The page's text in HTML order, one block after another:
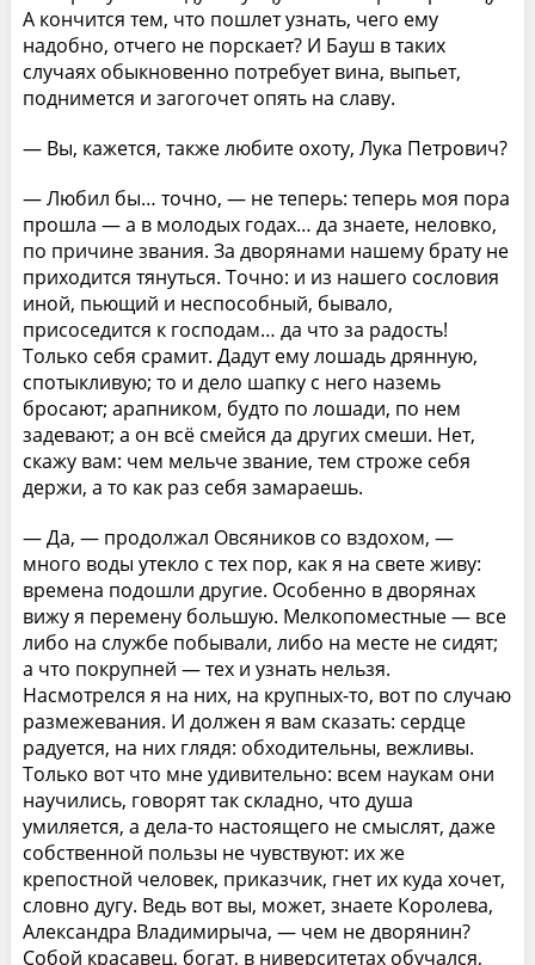
А кончится тем, что пошлет узнать, чего ему
надобно, отчего не порскает? И Бауш в таких
случаях обыкновенно потребует вина, выпьет,
поднимется и загогочет опять на славу.
— Вы, кажется, также любите охоту, Лука Петрович?
— Любил бы… точно, — не теперь: теперь моя пора
прошла — а в молодых годах… да знаете, неловко,
по причине звания. За дворянами нашему брату не
приходится тянуться. Точно: и из нашего сословия
иной, пьющий и неспособный, бывало,
присоседится к господам… да что за радость!
Только себя срамит. Дадут ему лошадь дрянную,
спотыкливую; то и дело шапку с него наземь
бросают; арапником, будто по лошади, по нем
задевают; а он всё смейся да других смеши. Нет,
скажу вам: чем мельче звание, тем строже себя
держи, а то как раз себя замараешь.
— Да, — продолжал Овсяников со вздохом, —
много воды утекло с тех пор, как я на свете живу:
времена подошли другие. Особенно в дворянах
вижу я перемену большую. Мелкопоместные — все
либо на службе побывали, либо на месте не сидят;
а что покрупней — тех и узнать нельзя.
Насмотрелся я на них, на крупных-то, вот по случаю
размежевания. И должен я вам сказать: сердце
радуется, на них глядя: обходительны, вежливы.
Только вот что мне удивительно: всем наукам они
научились, говорят так складно, что душа
умиляется, а дела-то настоящего не смыслят, даже
собственной пользы не чувствуют: их же
крепостной человек, приказчик, гнет их куда хочет,
словно дугу. Ведь вот вы, может, знаете Королева,
Александра Владимирыча, — чем не дворянин?
Собой красавец, богат, в ниверситетах обучался,